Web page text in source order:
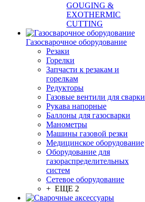
GOUGING &
EXOTHERMIC
CUTTING
Газосварочное оборудование
Резаки
Горелки
Запчасти к резакам и
горелкам
Редукторы
Газовые вентили для сварки
Рукава напорные
Баллоны для газосварки
Манометры
Машины газовой резки
Медицинское оборудование
Оборудование для
газораспределительных
систем
Сетевое оборудование
+ ЕЩЕ 2